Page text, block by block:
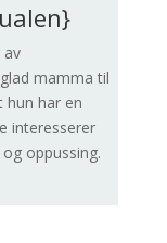
mamma til
har en
interesserer
oppussing.